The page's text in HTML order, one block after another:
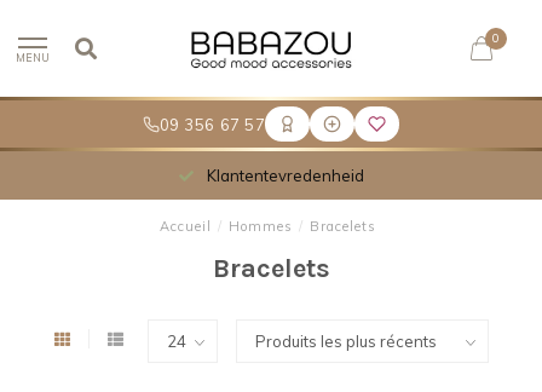
09 356 67 57
MENU
0
Meer dan 30.000 tevreden klanten
Accueil / Hommes / Bracelets
Bracelets